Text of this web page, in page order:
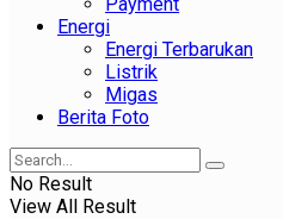
Energi
Energi Terbarukan
Listrik
Migas
Berita Foto
No Result
View All Result